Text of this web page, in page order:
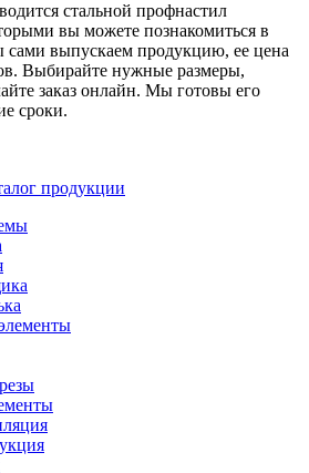
стальной профнастил
вы можете познакомиться в
сами выпускаем продукцию, ее цена
Выбирайте нужные размеры,
заказ онлайн. Мы готовы его
сроки.
продукции